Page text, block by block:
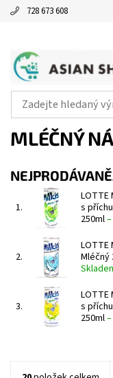
728 673 608
MLÉČNÝ
1.
LOTTE
s
250ml–
2.
LOTTE
Mléčný
3.
LOTTE
s
250ml–